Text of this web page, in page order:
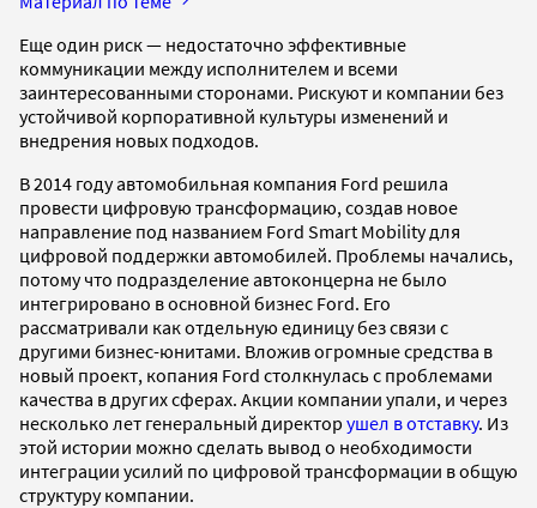
Еще один риск — недостаточно эффективные
коммуникации между исполнителем и всеми
заинтересованными сторонами. Рискуют и компании без
устойчивой корпоративной культуры изменений и
внедрения новых подходов.
В 2014 году автомобильная компания Ford решила
провести цифровую трансформацию, создав новое
направление под названием Ford Smart Mobility для
цифровой поддержки автомобилей. Проблемы начались,
потому что подразделение автоконцерна не было
интегрировано в основной бизнес Ford. Его
рассматривали как отдельную единицу без связи с
другими бизнес-юнитами. Вложив огромные средства в
новый проект, копания Ford столкнулась с проблемами
качества в других сферах. Акции компании упали, и через
несколько лет генеральный директор ушел в отставку. Из
этой истории можно сделать вывод о необходимости
интеграции усилий по цифровой трансформации в общую
структуру компании.